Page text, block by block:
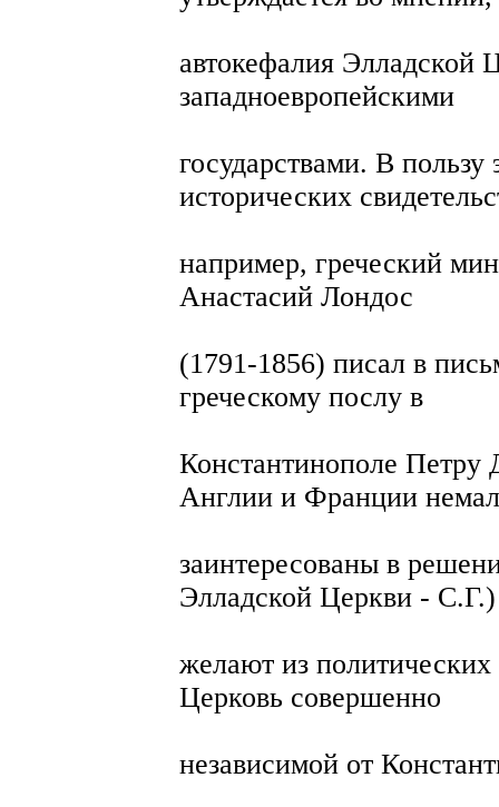
автокефалия Элладской
западноевропейскими
государствами. В пользу
исторических
например, греческий
Анастасий Лондос
(1791-1856) писал в
греческому послу в
Константинополе Петру
Англии и Франции
заинтересованы в
Элладской Церкви -
желают из
Церковь совершенно
независимой от